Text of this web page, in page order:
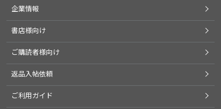
企業情報
書店様向け
ご購読者様向け
返品入帖依頼
ご利用ガイド